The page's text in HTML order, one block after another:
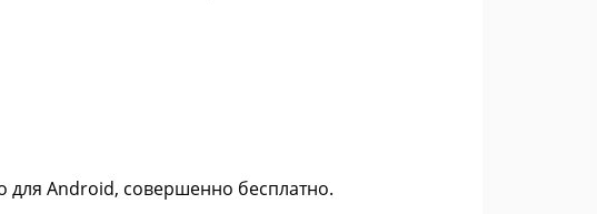
для Android, совершенно бесплатно.